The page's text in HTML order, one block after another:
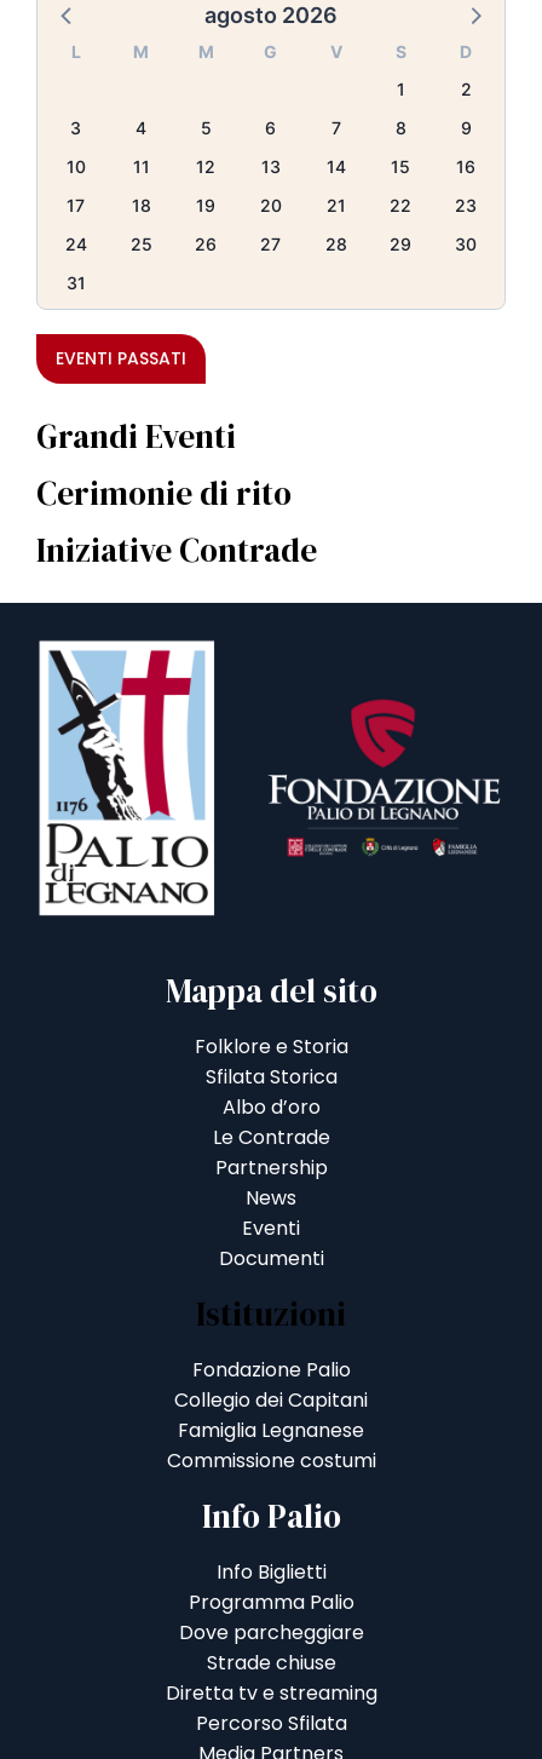
agosto 2026
L M M G V S
D
1
2
3
4 5 6 7 8
9
10
11 12 13 14 15
16
17
18 19 20 21 22
23
24
25 26 27 28 29
30
31
EVENTI PASSATI
Grandi Eventi
Cerimonie di rito
Iniziative Contrade
Mappa del sito
Folklore e Storia
Sfilata Storica
Albo d’oro
Le Contrade
Partnership
News
Eventi
Documenti
Istituzioni
Fondazione Palio
Collegio dei Capitani
Famiglia Legnanese
Commissione costumi
Info Palio
Info Biglietti
Programma Palio
Dove parcheggiare
Strade chiuse
Diretta tv e streaming
Percorso Sfilata